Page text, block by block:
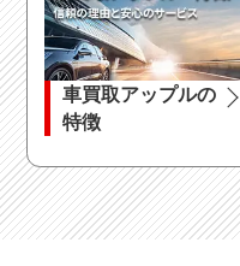
車買取アップルの
特徴